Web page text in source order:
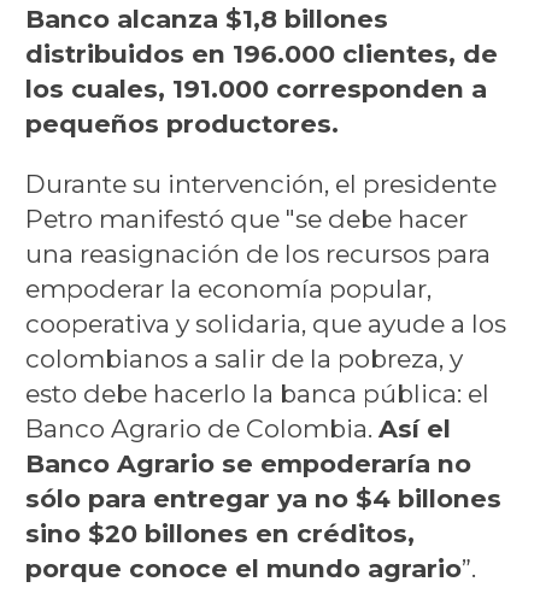
Banco alcanza $1,8 billones
distribuidos en 196.000 clientes, de
los cuales, 191.000 corresponden a
pequeños productores.
Durante su intervención, el presidente
Petro manifestó que "se debe hacer
una reasignación de los recursos para
empoderar la economía popular,
cooperativa y solidaria, que ayude a los
colombianos a salir de la pobreza, y
esto debe hacerlo la banca pública: el
Banco Agrario de Colombia. Así el
Banco Agrario se empoderaría no
sólo para entregar ya no $4 billones
sino $20 billones en créditos,
porque conoce el mundo agrario”.